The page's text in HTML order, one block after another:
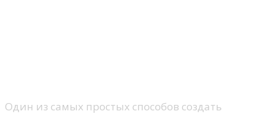
Один из самых простых способов создать